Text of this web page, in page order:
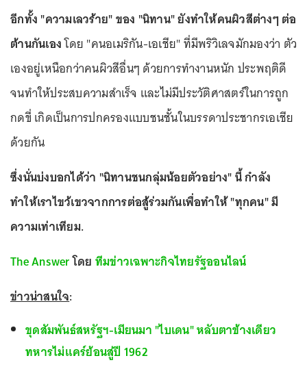
อีกทั้ง "ความเลวร้าย" ของ "นิทาน" ยังทำให้คนผิวสีต่างๆ ต่อ
ต้านกันเองโดย "คนอเมริกัน-เอเชีย" ที่มีพริวิเลจมักมองว่า ตัว
เองอยู่เหนือกว่าคนผิวสีอื่นๆ ด้วยการทำงานหนัก ประพฤติดี
จนทำให้ประสบความสำเร็จ และไม่มีประวัติศาสตร์ในการถูก
กดขี่ เกิดเป็นการปกครองแบบชนชั้นในบรรดาประชากรเอเชีย
ด้วยกัน
ซึ่งนั่นบ่งบอกได้ว่า "นิทานชนกลุ่มน้อยตัวอย่าง" นี้ กำลัง
ทำให้เราไขว้เขวจากการต่อสู้ร่วมกันเพื่อทำให้ "ทุกคน" มี
ความเท่าเทียม.
The Answerโดย ทีมข่าวเฉพาะกิจไทยรัฐออนไลน์
ข่าวน่าสนใจ:
ขุดสัมพันธ์สหรัฐฯ-เมียนมา "ไบเดน" หลับตาข้างเดียว
ทหารไม่แคร์ย้อนสู่ปี 1962